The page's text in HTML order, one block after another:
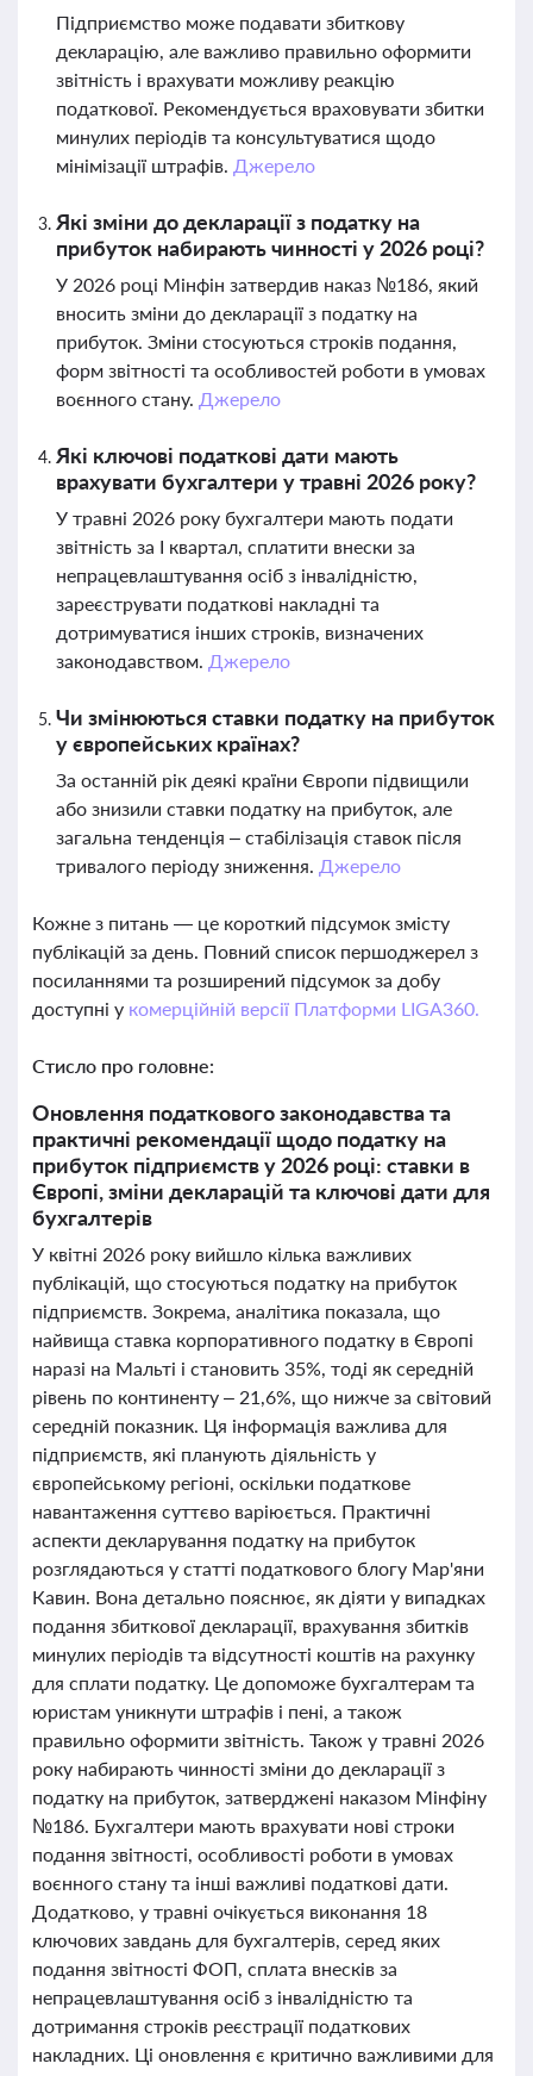
Підприємство може подавати збиткову
декларацію, але важливо правильно оформити
звітність і врахувати можливу реакцію
податкової. Рекомендується враховувати збитки
минулих періодів та консультуватися щодо
мінімізації штрафів. Джерело
Які зміни до декларації з податку на
прибуток набирають чинності у 2026 році?
У 2026 році Мінфін затвердив наказ №186, який
вносить зміни до декларації з податку на
прибуток. Зміни стосуються строків подання,
форм звітності та особливостей роботи в умовах
воєнного стану. Джерело
Які ключові податкові дати мають
врахувати бухгалтери у травні 2026 року?
У травні 2026 року бухгалтери мають подати
звітність за І квартал, сплатити внески за
непрацевлаштування осіб з інвалідністю,
зареєструвати податкові накладні та
дотримуватися інших строків, визначених
законодавством. Джерело
Чи змінюються ставки податку на прибуток
у європейських країнах?
За останній рік деякі країни Європи підвищили
або знизили ставки податку на прибуток, але
загальна тенденція – стабілізація ставок після
тривалого періоду зниження. Джерело
Кожне з питань — це короткий підсумок змісту
публікацій за день. Повний список першоджерел з
посиланнями та розширений підсумок за добу
доступні у комерційній версії Платформи LIGA360.
Стисло про головне:
Оновлення податкового законодавства та
практичні рекомендації щодо податку на
прибуток підприємств у 2026 році: ставки в
Європі, зміни декларацій та ключові дати для
бухгалтерів
У квітні 2026 року вийшло кілька важливих
публікацій, що стосуються податку на прибуток
підприємств. Зокрема, аналітика показала, що
найвища ставка корпоративного податку в Європі
наразі на Мальті і становить 35%, тоді як середній
рівень по континенту – 21,6%, що нижче за світовий
середній показник. Ця інформація важлива для
підприємств, які планують діяльність у
європейському регіоні, оскільки податкове
навантаження суттєво варіюється. Практичні
аспекти декларування податку на прибуток
розглядаються у статті податкового блогу Мар'яни
Кавин. Вона детально пояснює, як діяти у випадках
подання збиткової декларації, врахування збитків
минулих періодів та відсутності коштів на рахунку
для сплати податку. Це допоможе бухгалтерам та
юристам уникнути штрафів і пені, а також
правильно оформити звітність. Також у травні 2026
року набирають чинності зміни до декларації з
податку на прибуток, затверджені наказом Мінфіну
№186. Бухгалтери мають врахувати нові строки
подання звітності, особливості роботи в умовах
воєнного стану та інші важливі податкові дати.
Додатково, у травні очікується виконання 18
ключових завдань для бухгалтерів, серед яких
подання звітності ФОП, сплата внесків за
непрацевлаштування осіб з інвалідністю та
дотримання строків реєстрації податкових
накладних. Ці оновлення є критично важливими для